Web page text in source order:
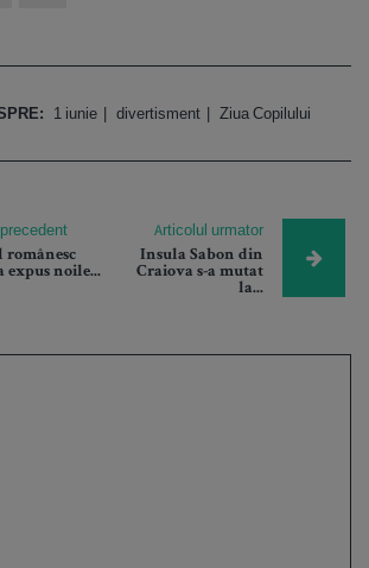
1 iunie divertisment Ziua Copilului
românesc
expus noile...
Articolul urmator
Insula Sabon din
Craiova s-a mutat
la...